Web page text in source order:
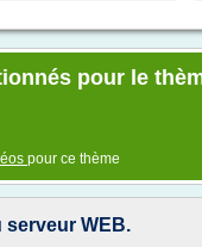
pour le
pour ce thème
serveur WEB.